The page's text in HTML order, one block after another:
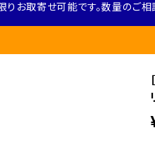
お取寄せ可能です。数量のご相